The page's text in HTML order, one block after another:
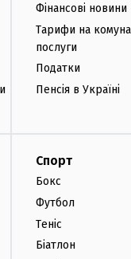
Фінансові новини
Тарифи на
послуги
Податки
Пенсія в Україні
Спорт
Бокс
Футбол
Теніс
Біатлон